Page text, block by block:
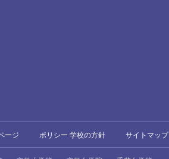
ージ ポリシー 学校の方針 サイトマップ